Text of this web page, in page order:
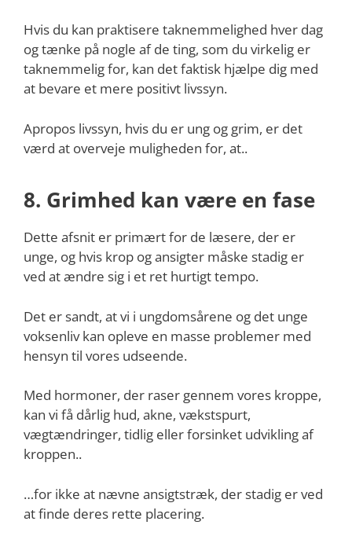
Hvis du kan praktisere taknemmelighed hver dag
og tænke på nogle af de ting, som du virkelig er
taknemmelig for, kan det faktisk hjælpe dig med
at bevare et mere positivt livssyn.
Apropos livssyn, hvis du er ung og grim, er det
værd at overveje muligheden for, at..
8. Grimhed kan være en fase
Dette afsnit er primært for de læsere, der er
unge, og hvis krop og ansigter måske stadig er
ved at ændre sig i et ret hurtigt tempo.
Det er sandt, at vi i ungdomsårene og det unge
voksenliv kan opleve en masse problemer med
hensyn til vores udseende.
Med hormoner, der raser gennem vores kroppe,
kan vi få dårlig hud, akne, vækstspurt,
vægtændringer, tidlig eller forsinket udvikling af
kroppen..
…for ikke at nævne ansigtstræk, der stadig er ved
at finde deres rette placering.